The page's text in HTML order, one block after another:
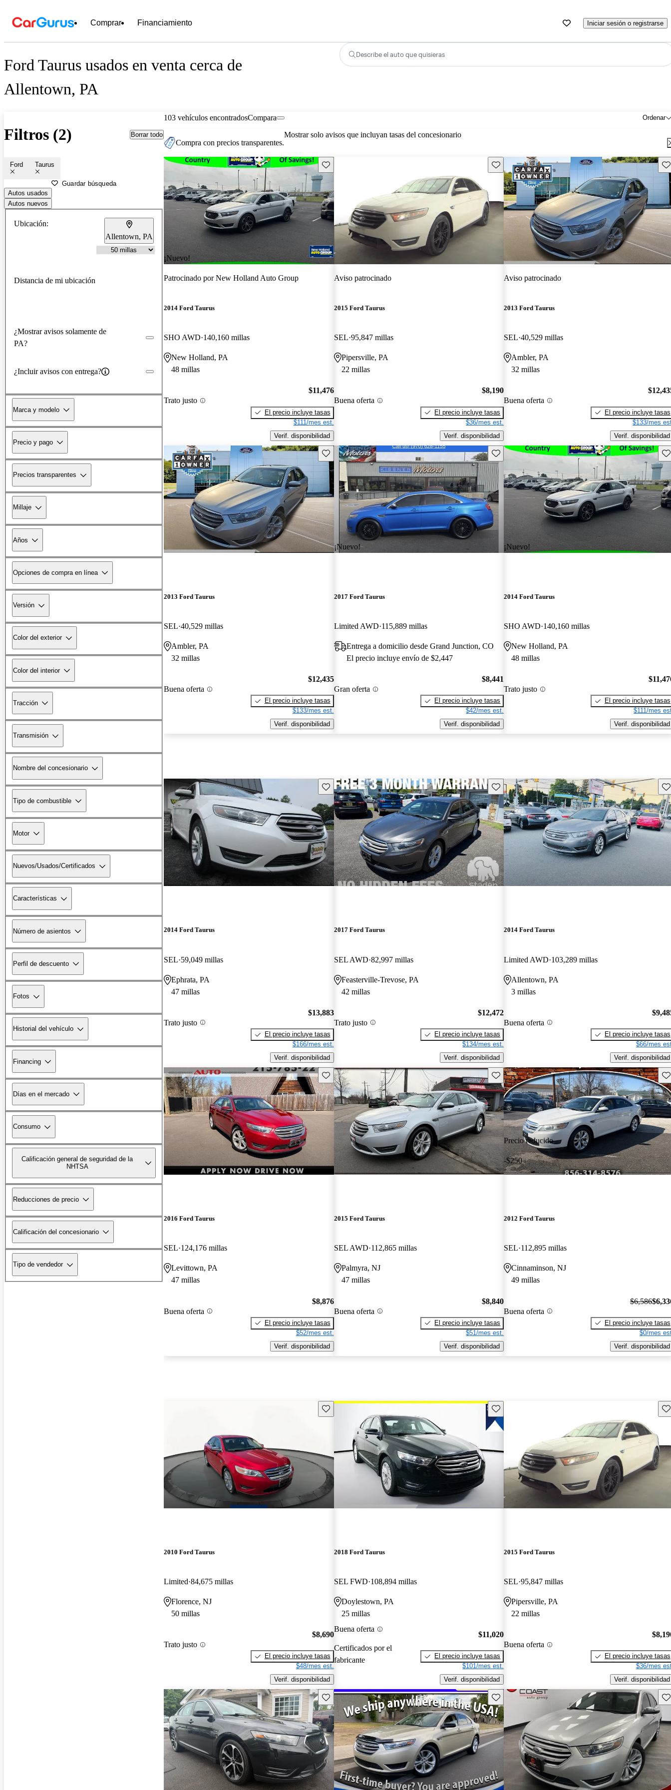
Comprar Financiamiento Iniciar sesión o registrarse
Ford Taurus usados en venta cerca de
Allentown, PA
Describe el auto que quisieras
Filtros (2) Borrar todo
Ford Taurus
Guardar búsqueda
Autos usados
Autos nuevos
Ubicación:
Allentown, PA
Distancia de mi ubicación
¿Mostrar avisos solamente de
PA?
¿Incluir avisos con entrega?
Marca y modelo
Precio y pago
Precios transparentes
Millaje
Años
Opciones de compra en línea
Versión
Color del exterior
Color del interior
Tracción
Transmisión
Nombre del concesionario
Tipo de combustible
Motor
Nuevos/Usados/Certificados
Características
Número de asientos
Perfil de descuento
Fotos
Historial del vehículo
Financing
Días en el mercado
Consumo
Calificación general de seguridad de la
NHTSA
Reducciones de precio
Calificación del concesionario
Tipo de vendedor
103 vehículos encontrados Ordenar
Compara
Compra con precios transparentes.
Mostrar solo avisos que incluyan tasas del concesionario
¡Nuevo!
Guarda este Aviso
Patrocinado porNew Holland Auto Group
2014 Ford Taurus
SHO AWD 140,160 millas
New Holland, PA
48 millas
Trato justo
$11,476
El precio incluye tasas
$111/mes est.
Verif. disponibilidad
Guarda este Aviso
Aviso patrocinado
2015 Ford Taurus
SEL 95,847 millas
Pipersville, PA
22 millas
Buena oferta
$8,190
El precio incluye tasas
$36/mes est.
Verif. disponibilidad
Aviso patrocinado
2013 Ford Taurus
SEL 40,529 millas
Ambler, PA
32 millas
Buena oferta
El precio incluye tasas
$133/mes
Verif. disponibilidad
Guarda este Aviso
2013 Ford Taurus
SEL 40,529 millas
Ambler, PA
32 millas
Buena oferta
$12,435
El precio incluye tasas
$133/mes est.
Verif. disponibilidad
¡Nuevo!
Guarda este Aviso
2017 Ford Taurus
Limited AWD 115,889 millas
Entrega a domicilio desde Grand Junction, CO
El precio incluye envío de $2,447
Gran oferta
$8,441
El precio incluye tasas
$42/mes est.
Verif. disponibilidad
¡Nuevo!
2014 Ford Taurus
SHO AWD 140,160 millas
New Holland, PA
48 millas
Trato justo
El precio incluye tasas
$111/mes
Verif. disponibilidad
Guarda este Aviso
2014 Ford Taurus
SEL 59,049 millas
Ephrata, PA
47 millas
Trato justo
$13,883
El precio incluye tasas
$166/mes est.
Verif. disponibilidad
Guarda este Aviso
2017 Ford Taurus
SEL AWD 82,997 millas
Feasterville-Trevose, PA
42 millas
Trato justo
$12,472
El precio incluye tasas
$134/mes est.
Verif. disponibilidad
2014 Ford Taurus
Limited AWD 103,289 millas
Allentown, PA
3 millas
Buena oferta
El precio incluye tasas
$66/mes
Verif. disponibilidad
Guarda este Aviso
2016 Ford Taurus
SEL 124,176 millas
Levittown, PA
47 millas
Buena oferta
$8,876
El precio incluye tasas
$52/mes est.
Verif. disponibilidad
Guarda este Aviso
2015 Ford Taurus
SEL AWD 112,865 millas
Palmyra, NJ
47 millas
Buena oferta
$8,840
El precio incluye tasas
$51/mes est.
Verif. disponibilidad
Precio reducido
-$250
2012 Ford Taurus
SEL 112,895 millas
Cinnaminson, NJ
49 millas
Buena oferta
$6,586
El precio incluye tasas
$0/mes
Verif. disponibilidad
Guarda este Aviso
2010 Ford Taurus
Limited 84,675 millas
Florence, NJ
50 millas
Trato justo
$8,690
El precio incluye tasas
$48/mes est.
Verif. disponibilidad
Guarda este Aviso
2018 Ford Taurus
SEL FWD 108,894 millas
Doylestown, PA
25 millas
Buena oferta
Certificados por el
fabricante
$11,020
El precio incluye tasas
$101/mes est.
Verif. disponibilidad
2015 Ford Taurus
SEL 95,847 millas
Pipersville, PA
22 millas
Buena oferta
El precio incluye tasas
$36/mes
Verif. disponibilidad
Guarda este Aviso Guarda este Aviso